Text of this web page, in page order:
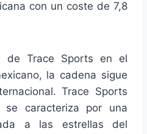
con un coste de 7,8
de Trace Sports en el
la cadena sigue
Trace Sports
caracteriza por una
a las estrellas del